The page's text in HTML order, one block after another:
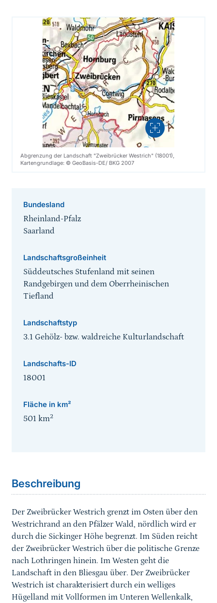
Vergrößern
Abgrenzung der Landschaft "Zweibrücker Westrich" (18001),
Kartengrundlage: © GeoBasis-DE/ BKG 2007
Bundesland
Rheinland-Pfalz
Saarland
Landschaftsgroßeinheit
Süddeutsches Stufenland mit seinen
Randgebirgen und dem Oberrheinischen
Tiefland
Landschaftstyp
3.1 Gehölz- bzw. waldreiche Kulturlandschaft
Landschafts-ID
18001
Fläche in km²
501 km2
Beschreibung
Der Zweibrücker Westrich grenzt im Osten über den
Westrichrand an den Pfälzer Wald, nördlich wird er
durch die Sickinger Höhe begrenzt. Im Süden reicht
der Zweibrücker Westrich über die politische Grenze
nach Lothringen hinein. Im Westen geht die
Landschaft in den Bliesgau über. Der Zweibrücker
Westrich ist charakterisiert durch ein welliges
Hügelland mit Vollformen im Unteren Wellenkalk,